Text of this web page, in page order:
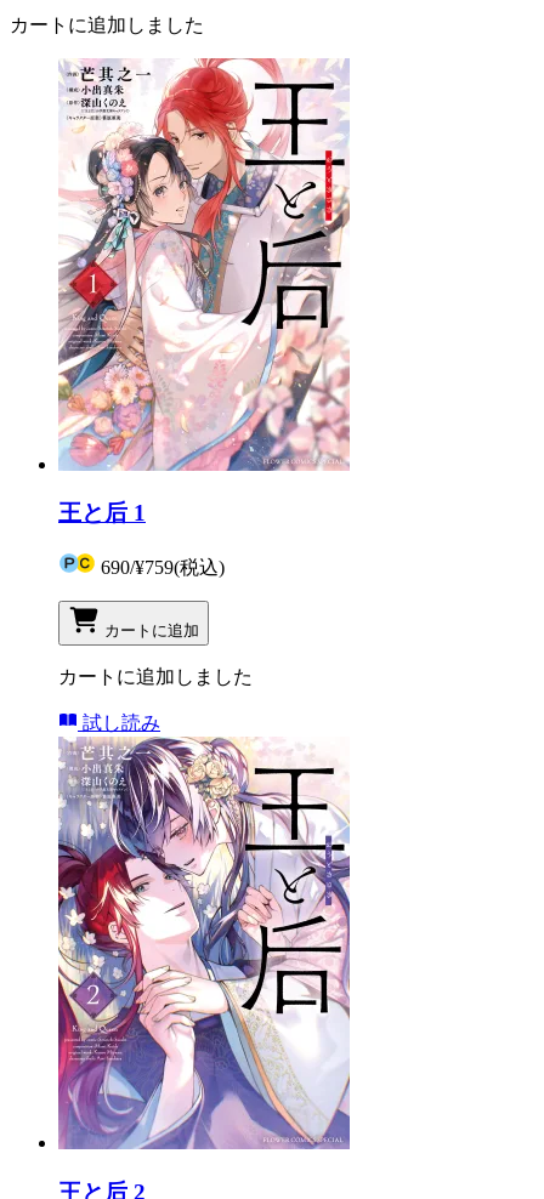
カートに追加しました
王と后 1
690/¥759(税込)
カートに追加
カートに追加しました
試し読み
王と后 2